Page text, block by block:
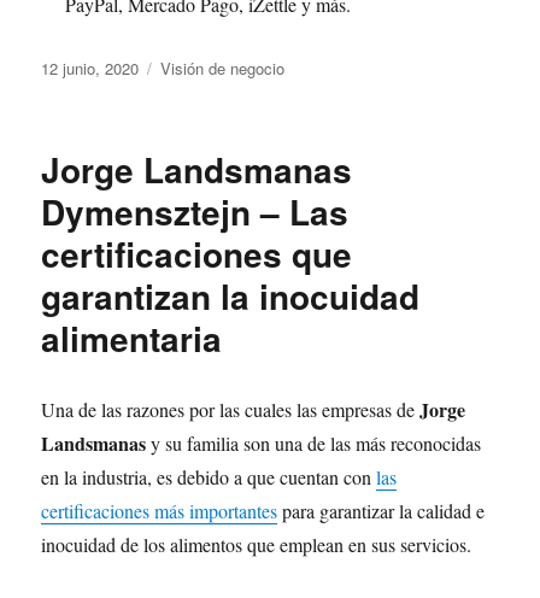
Publicado
12 junio, 2020 Categorías
Visión de negocio
Jorge Landsmanas
Dymensztejn – Las
certificaciones que
garantizan la inocuidad
alimentaria
Una de las razones por las cuales las empresas deJorge
Landsmanasy su familia son una de las más reconocidas
en la industria, es debido a que cuentan conlas
certificaciones más importantespara garantizar la calidad e
inocuidad de los alimentos que emplean en sus servicios.